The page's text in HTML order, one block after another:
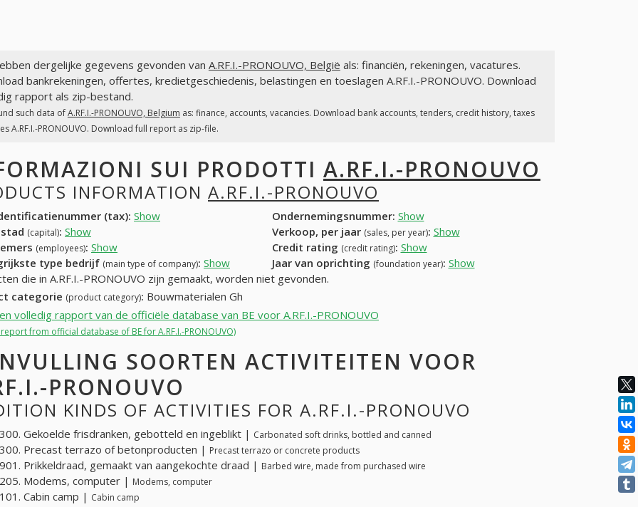
dergelijke gegevens gevonden van A.RF.I.-PRONOUVO, België als: financiën, rekeningen, vacatures.
bankrekeningen, offertes, kredietgeschiedenis, belastingen en toeslagen A.RF.I.-PRONOUVO. Download
rapport als zip-bestand.
such data ofA.RF.I.-PRONOUVO, Belgium as: finance, accounts, vacancies. Download bank accounts, tenders, credit history, taxes
A.RF.I.-PRONOUVO. Download full report as zip-file.
SUI PRODOTTI A.RF.I.-PRONOUVO
INFORMATION A.RF.I.-PRONOUVO
(tax): Show Ondernemingsnummer: Show
(capital): Show Verkoop, per jaar (sales, per year): Show
(employees): Show Credit rating (credit rating): Show
type bedrijf (main type of company): Show Jaar van oprichting (foundation year): Show
die in A.RF.I.-PRONOUVO zijn gemaakt, worden niet gevonden.
categorie (product category): Bouwmaterialen Gh
volledig rapport van de officiële database van BE voor A.RF.I.-PRONOUVO
from official database of BE for A.RF.I.-PRONOUVO)
SOORTEN ACTIVITEITEN VOOR
PRONOUVO
KINDS OF ACTIVITIES FOR A.RF.I.-PRONOUVO
Gekoelde frisdranken, gebotteld en ingeblikt | Carbonated soft drinks, bottled and canned
Precast terrazo of betonproducten | Precast terrazo or concrete products
Prikkeldraad, gemaakt van aangekochte draad | Barbed wire, made from purchased wire
Modems, computer | Modems, computer
Cabin camp | Cabin camp